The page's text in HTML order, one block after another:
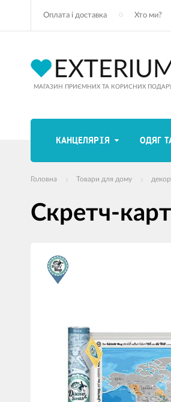
Оплата і доставка Хто ми?
МАГАЗИН ПРИЄМНИХ ТА КОРИСНИХ
КАНЦЕЛЯРІЯ ОДЯГ
Головна Товари для дому декор
Скретч-
продуктів